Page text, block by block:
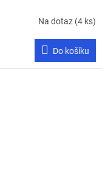
Na dotaz (4 ks)
Do košíku